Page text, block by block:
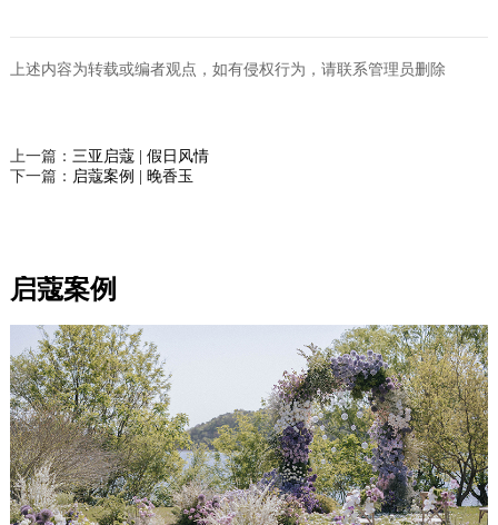
上述内容为转载或编者观点，如有侵权行为，请联系管理员删除
上一篇： 三亚启蔻 | 假日风情
下一篇： 启蔻案例 | 晚香玉
启蔻案例